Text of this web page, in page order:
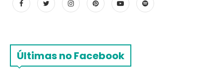
Últimas no Facebook